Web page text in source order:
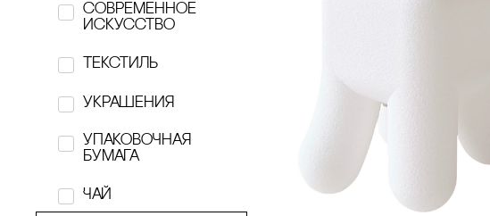
KONOS
KÖTIOLLA
KRiVOKOSO
Lamp.e.e
Marvis
современное
искусство
Текстиль
украшения
Упаковочная
бумага
Чай